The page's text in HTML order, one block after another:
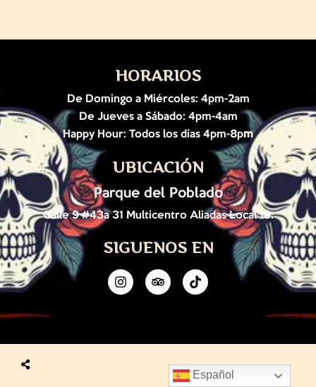
HORARIOS
De Domingo a Miércoles: 4pm-2am
De Jueves a Sábado: 4pm-4am
Happy Hour: Todos los días 4pm-8pm
UBICACIÓN
Parque del Poblado
Calle 9 #43a 31 Multicentro Aliadas Local 19.
SIGUENOS EN
Español